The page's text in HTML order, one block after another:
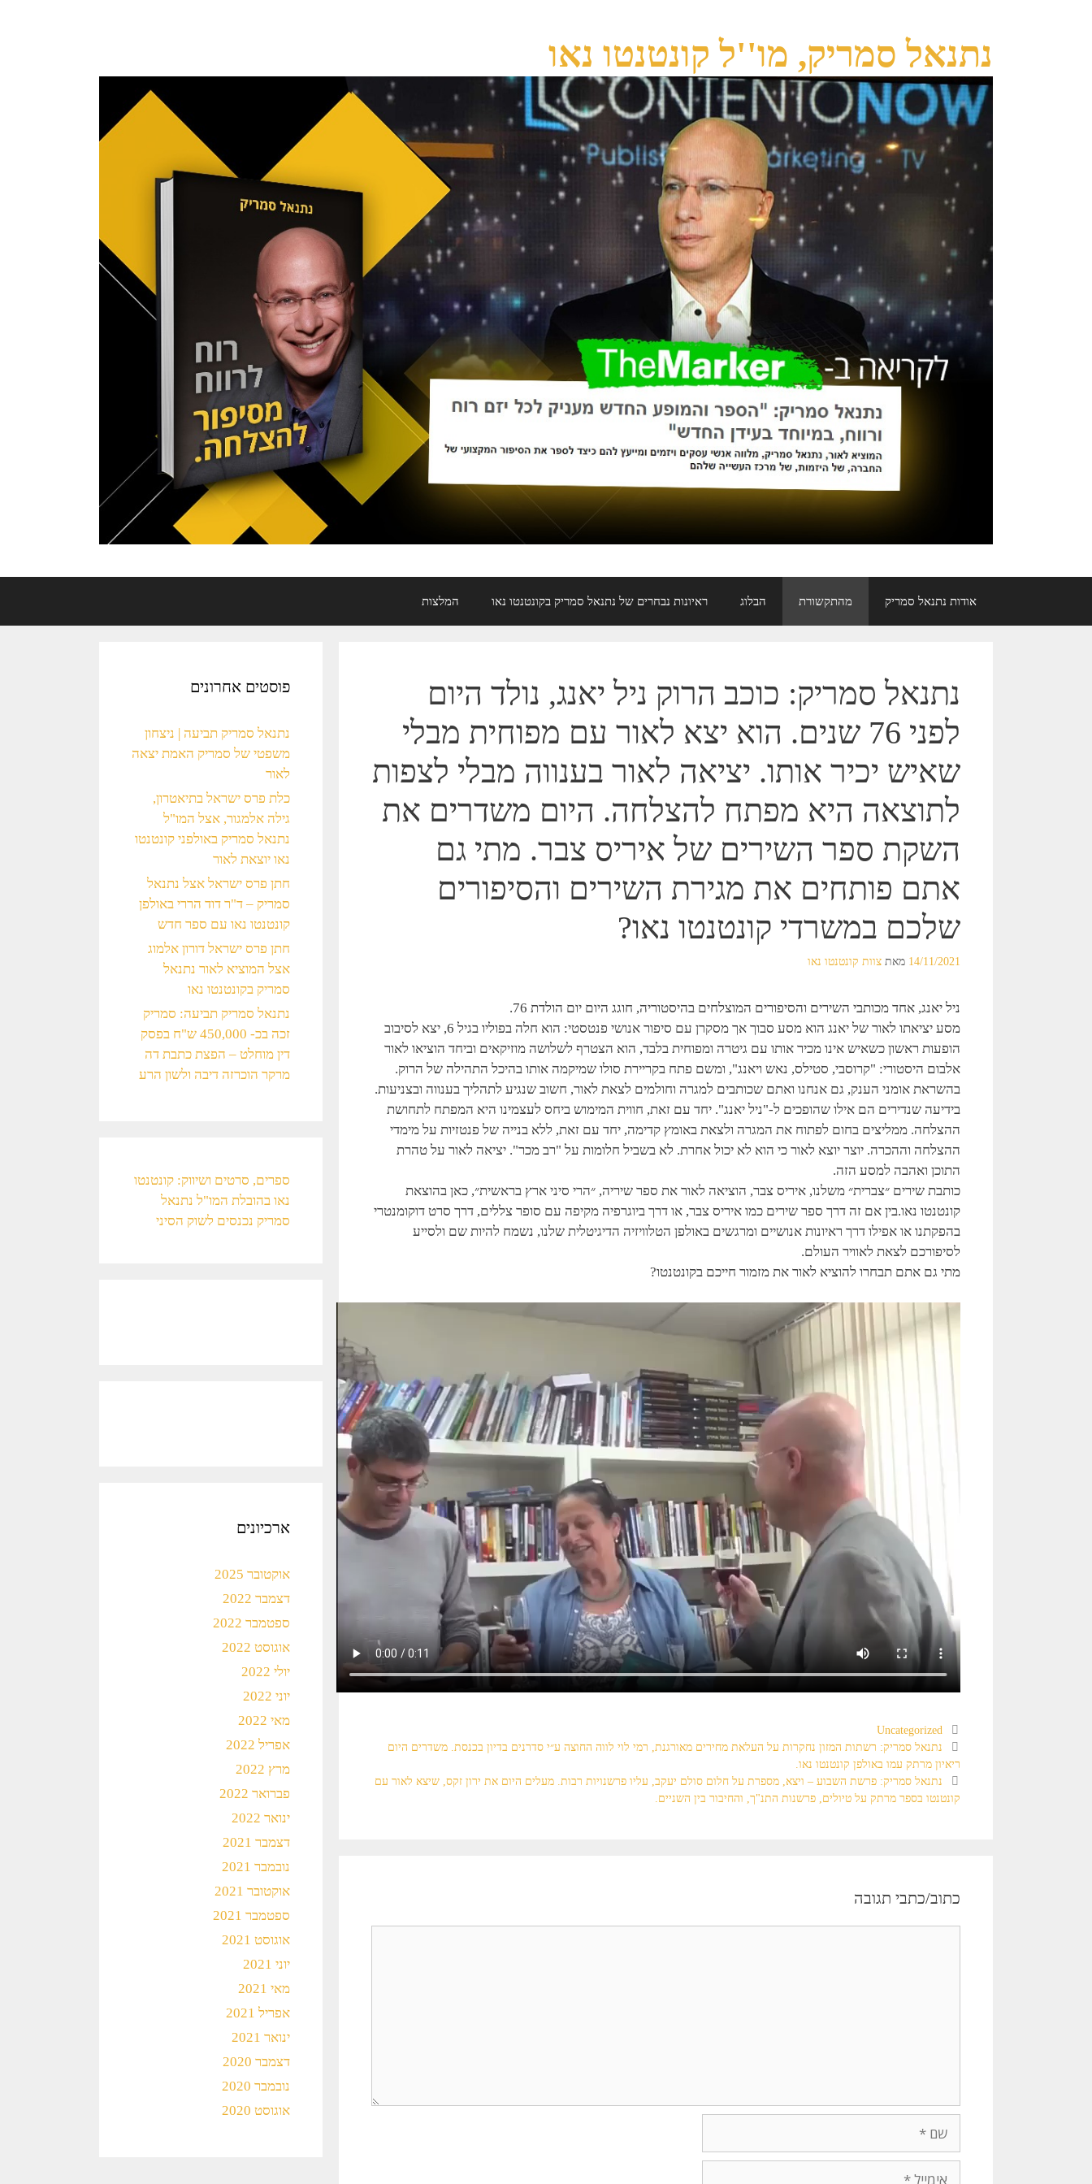
נתנאל סמריק, מו''ל קונטנטו נאו
אודות נתנאל סמריק מהתקשורת הבלוג ראיונות נבחרים של נתנאל סמריק בקונטנטו נאו המלצות
נתנאל סמריק: כוכב הרוק ניל יאנג, נולד היום
לפני 76 שנים. הוא יצא לאור עם מפוחית מבלי
שאיש יכיר אותו. יציאה לאור בענווה מבלי לצפות
לתוצאה היא מפתח להצלחה. היום משדרים את
השקת ספר השירים של איריס צבר. מתי גם
אתם פותחים את מגירת השירים והסיפורים
שלכם במשרדי קונטנטו נאו?
14/11/2021 מאת צוות קונטנטו נאו
ניל יאנג, אחד מכותבי השירים והסיפורים המוצלחים בהיסטוריה, חוגג היום יום הולדת 76.
מסע יציאתו לאור של יאנג הוא מסע סבוך אך מסקרן עם סיפור אנושי פנטסטי: הוא חלה בפוליו בגיל 6, יצא לסיבוב
הופעות ראשון כשאיש אינו מכיר אותו עם גיטרה ומפוחית בלבד, הוא הצטרף לשלושה מוזיקאים וביחד הוציאו לאור
אלבום היסטורי: "קרוסבי, סטילס, נאש ויאנג", ומשם פתח בקריירת סולו שמיקמה אותו בהיכל התהילה של הרוק.
בהשראת אומני הענק, גם אנחנו ואתם שכותבים למגרה וחולמים לצאת לאור, חשוב שנגיע לתהליך בענווה ובצניעות.
בידיעה שנדירים הם אילו שהופכים ל-"ניל יאנג". יחד עם זאת, חווית המימוש ביחס לעצמינו היא המפתח לתחושת
ההצלחה. ממליצים בחום לפתוח את המגרה ולצאת באומץ קדימה, יחד עם זאת, ללא בנייה של פנטזיות על מימדי
ההצלחה וההכרה. יוצר יוצא לאור כי הוא לא יכול אחרת. לא בשביל חלומות על "רב מכר". יציאה לאור על טהרת
התוכן ואהבה למסע הזה.
כותבת שירים ״צברית״ משלנו, איריס צבר, הוציאה לאור את ספר שיריה, ״הרי סיני ארץ בראשית״, כאן בהוצאת
קונטנטו נאו.בין אם זה דרך ספר שירים כמו איריס צבר, או דרך ביוגרפיה מקיפה עם סופר צללים, דרך סרט דוקומנטרי
בהפקתנו או אפילו דרך ראיונות אנושיים ומרגשים באולפן הטלוויזיה הדיגיטלית שלנו, נשמח להיות שם ולסייע
לסיפורכם לצאת לאוויר העולם.
מתי גם אתם תבחרו להוציא לאור את מזמור חייכם בקונטנטו?
Uncategorized
נתנאל סמריק: רשתות המזון נחקרות על העלאת מחירים מאורגנת, רמי לוי לווה החוצה ע״י סדרנים בדיון בכנסת. משדרים היום
ריאיון מרתק עמו באולפן קונטנטו נאו.
נתנאל סמריק: פרשת השבוע – ויצא, מספרת על חלום סולם יעקב, עליו פרשנויות רבות. מעלים היום את ירון זקס, שיצא לאור עם
קונטנטו בספר מרתק על טיולים, פרשנות התנ"ך, והחיבור בין השניים.
כתוב/כתבי תגובה
פוסטים אחרונים
נתנאל סמריק תביעה | ניצחון
משפטי של סמריק האמת יצאה
לאור
כלת פרס ישראל בתיאטרון,
גילה אלמגור, אצל המו"ל
נתנאל סמריק באולפני קונטנטו
נאו יוצאת לאור
חתן פרס ישראל אצל נתנאל
סמריק – ד"ר דוד הררי באולפן
קונטנטו נאו עם ספר חדש
חתן פרס ישראל דורון אלמוג
אצל המוציא לאור נתנאל
סמריק בקונטנטו נאו
נתנאל סמריק תביעה: סמריק
זכה בכ- 450,000 ש"ח בפסק
דין מוחלט – הפצת כתבת דה
מרקר הוכרזה דיבה ולשון הרע
ספרים, סרטים ושיווק: קונטנטו
נאו בהובלת המו"ל נתנאל
סמריק נכנסים לשוק הסיני​
ארכיונים
אוקטובר 2025
דצמבר 2022
ספטמבר 2022
אוגוסט 2022
יולי 2022
יוני 2022
מאי 2022
אפריל 2022
מרץ 2022
פברואר 2022
ינואר 2022
דצמבר 2021
נובמבר 2021
אוקטובר 2021
ספטמבר 2021
אוגוסט 2021
יוני 2021
מאי 2021
אפריל 2021
ינואר 2021
דצמבר 2020
נובמבר 2020
אוגוסט 2020